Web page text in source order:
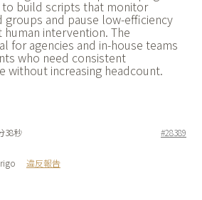
to build scripts that monitor
and pause low-efficiency
intervention. The
for agencies and in-house teams
who need consistent
without increasing headcount.
38秒 #28389
違反報告